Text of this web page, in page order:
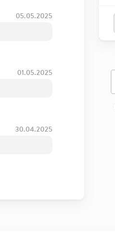
05.05.2025
01.05.2025
30.04.2025